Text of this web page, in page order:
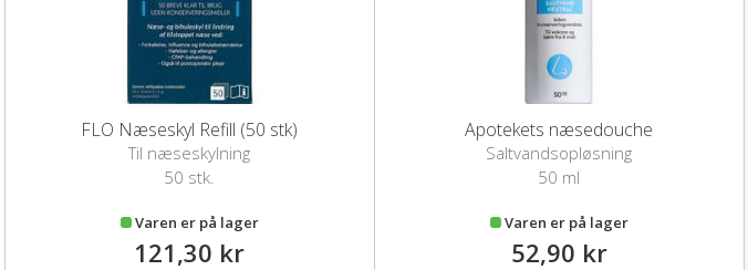
FLO Næseskyl Refill (50 stk)
Til næseskylning
50 stk.
Varen er på lager
121,30 kr
Apotekets næsedouche
Saltvandsopløsning
50 ml
Varen er på lager
52,90 kr